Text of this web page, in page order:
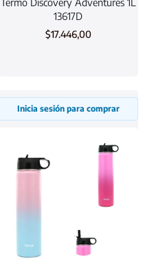
13617D
$17.446,00
Inicia sesión para comprar